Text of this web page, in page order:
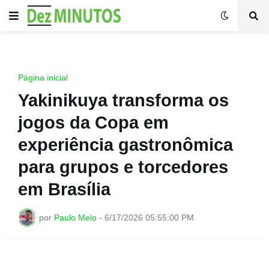
Página inicial
Yakinikuya transforma os
jogos da Copa em
experiência gastronômica
para grupos e torcedores
em Brasília
por Paulo Melo - 6/17/2026 05:55:00 PM